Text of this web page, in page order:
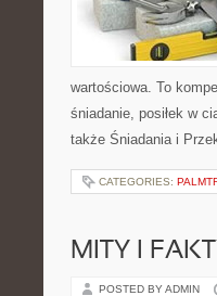
wartościowa. To
śniadanie, posiłek w
także Śniadania i
CATEGORIES:
MITY I
POSTED BY ADMIN